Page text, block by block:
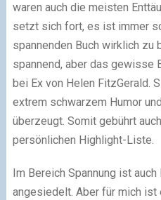
waren auch die meisten
setzt sich fort, es ist immer
spannenden Buch wirklich zu
spannend, aber das gewisse
bei Ex von Helen FitzGerald.
extrem schwarzem Humor
überzeugt. Somit gebührt
persönlichen Highlight-Liste.
Im Bereich Spannung ist
angesiedelt. Aber für mich ist